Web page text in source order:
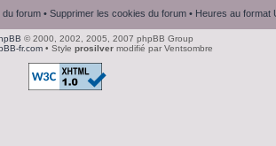
du forum • Supprimer les cookies du forum • Heures au format
© 2000, 2002, 2005, 2007 phpBB Group
fr.com• Style prosilvermodifié par Ventsombre